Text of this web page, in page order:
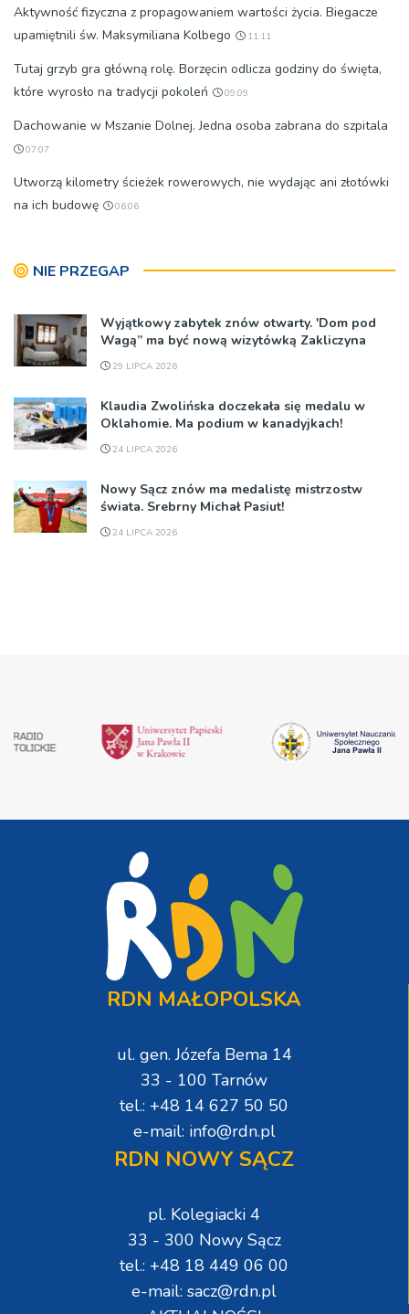
Aktywność fizyczna z propagowaniem wartości życia. Biegacze
upamiętnili św. Maksymiliana Kolbego
11:11
Tutaj grzyb gra główną rolę. Borzęcin odlicza godziny do święta,
które wyrosło na tradycji pokoleń
09:09
Dachowanie w Mszanie Dolnej. Jedna osoba zabrana do szpitala
07:07
Utworzą kilometry ścieżek rowerowych, nie wydając ani złotówki
na ich budowę
06:06
NIE PRZEGAP
Wyjątkowy zabytek znów otwarty. 'Dom pod
Wagą” ma być nową wizytówką Zakliczyna
29 LIPCA 2026
Klaudia Zwolińska doczekała się medalu w
Oklahomie. Ma podium w kanadyjkach!
24 LIPCA 2026
Nowy Sącz znów ma medalistę mistrzostw
świata. Srebrny Michał Pasiut!
24 LIPCA 2026
RDN MAŁOPOLSKA
ul. gen. Józefa Bema 14
33 - 100 Tarnów
tel.: +48 14 627 50 50
e-mail: info@rdn.pl
RDN NOWY SĄCZ
pl. Kolegiacki 4
33 - 300 Nowy Sącz
tel.: +48 18 449 06 00
e-mail: sacz@rdn.pl